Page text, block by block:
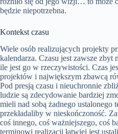
będzie niepotrzebna.
Kontekst czasu
Wiele osób realizujących projekty
kalendarza. Czasu jest zawsze zbyt
ile jest go w rzeczywistości. Czas
projektów i największym zbawcą
Pod presją czasu i nieuchronnie
ludzie są zdecydowanie bardziej
mieli nad sobą żadnego ustalonego
przekładaliby w nieskończoność.
coś innego, coś ważniejszego, coś
terminowi realizacji łatwiej jest